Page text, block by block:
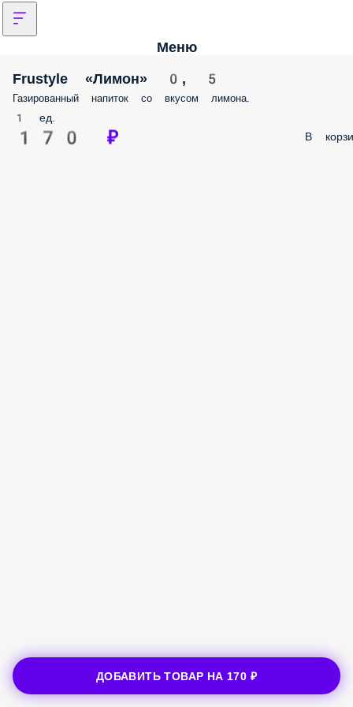
Меню
Frustyle «Лимон» 0, 5
Газированный напиток со вкусом лимона.
1 ед.
170 ₽ В
ДОБАВИТЬ ТОВАР НА 170 ₽